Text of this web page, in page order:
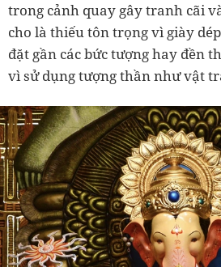
trong cảnh quay gây tranh cãi
cho là thiếu tôn trọng vì giày
đặt gần các bức tượng hay đền
vì sử dụng tượng thần như vật